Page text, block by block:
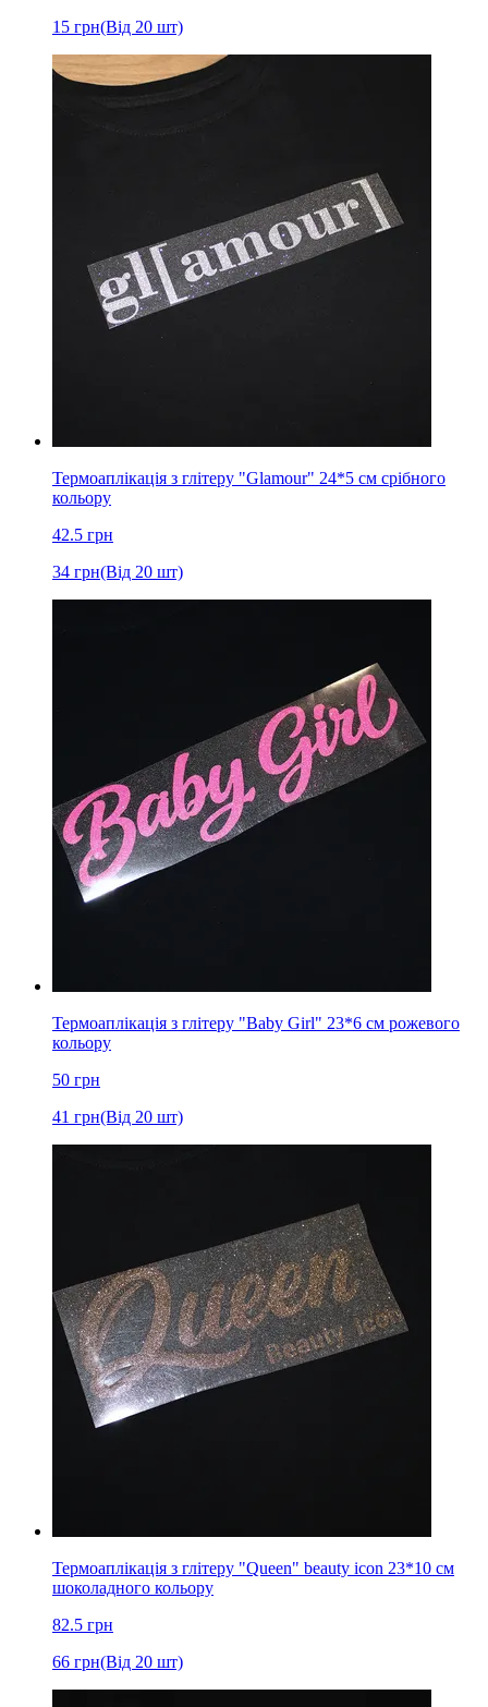
15 грн(Від 20 шт)
Термоаплікація з глітеру "Glamour" 24*5 см срібного
кольору
42.5 грн
34 грн(Від 20 шт)
Термоаплікація з глітеру "Baby Girl" 23*6 см рожевого
кольору
50 грн
41 грн(Від 20 шт)
Термоаплікація з глітеру "Queen" beauty icon 23*10 см
шоколадного кольору
82.5 грн
66 грн(Від 20 шт)